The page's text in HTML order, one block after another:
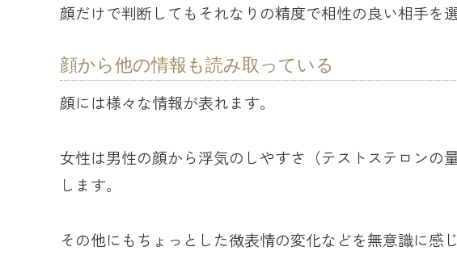
顔だけで判断してもそれなりの精度で相性の良い相手を選
顔から他の情報も読み取っている
顔には様々な情報が表れます。
女性は男性の顔から浮気のしやすさ（テストステロンの
します。
その他にもちょっとした微表情の変化などを無意識に感